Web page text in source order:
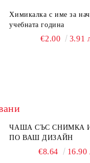
Химикалка с име за
учебната година
€2.00 3.91
ЧАША СЪС СНИМКА
ПО ВАШ ДИЗАЙН
€8.64 16.90